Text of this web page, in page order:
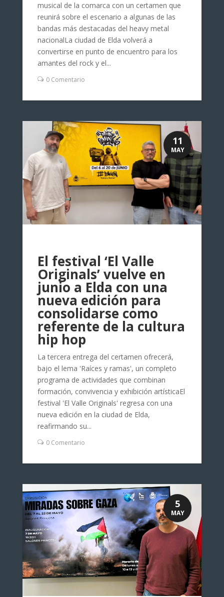
musical de la comarca con un certamen que
reunirá sobre el escenario a algunas de las
bandas más destacadas del heavy metal
nacionalLa ciudad de Elda volverá a
convertirse en punto de encuentro para los
amantes del rock y el...
0 Comentario
El festival ‘El Valle
Originals’ vuelve en
junio a Elda con una
nueva edición para
consolidarse como
referente de la cultura
hip hop
La tercera entrega del certamen ofrecerá,
bajo el lema 'Raíces y ramas', un completo
programa de actividades que combinan
formación, convivencia y exhibición artísticaEl
festival 'El Valle Originals' regresa con una
nueva edición en la ciudad de Elda,
reafirmando su...
0 Comentario
11
MAY
5
MAY